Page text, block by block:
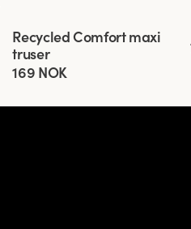
Viewing image 1 of 3
4 for 3
Recycled Comfort maxi
truser
169 NOK